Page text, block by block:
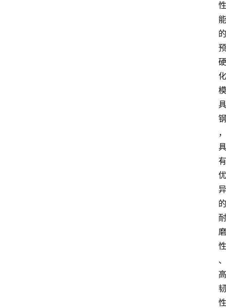
性
能
的
预
硬
化
模
具
钢
，
具
有
优
异
的
耐
磨
性
、
高
韧
性